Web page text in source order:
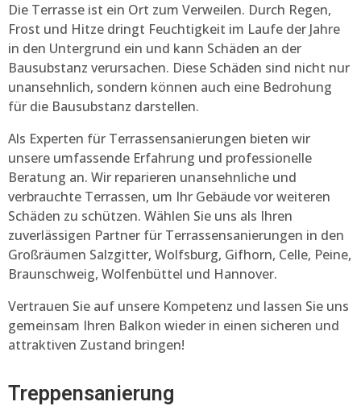
Die Terrasse ist ein Ort zum Verweilen. Durch Regen,
Frost und Hitze dringt Feuchtigkeit im Laufe der Jahre
in den Untergrund ein und kann Schäden an der
Bausubstanz verursachen. Diese Schäden sind nicht nur
unansehnlich, sondern können auch eine Bedrohung
für die Bausubstanz darstellen.
Als Experten für Terrassensanierungen bieten wir
unsere umfassende Erfahrung und professionelle
Beratung an. Wir reparieren unansehnliche und
verbrauchte Terrassen, um Ihr Gebäude vor weiteren
Schäden zu schützen. Wählen Sie uns als Ihren
zuverlässigen Partner für Terrassensanierungen in den
Großräumen Salzgitter, Wolfsburg, Gifhorn, Celle, Peine,
Braunschweig, Wolfenbüttel und Hannover.
Vertrauen Sie auf unsere Kompetenz und lassen Sie uns
gemeinsam Ihren Balkon wieder in einen sicheren und
attraktiven Zustand bringen!
Treppensanierung